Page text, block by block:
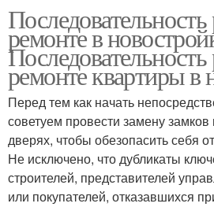
ремонте в
ремонте квартиры в
Перед тем как начать
советуем провести замену
дверях, чтобы обезопасить себя
Не исключено, что дубликаты
строителей, представителей
или покупателей, отказавшихся